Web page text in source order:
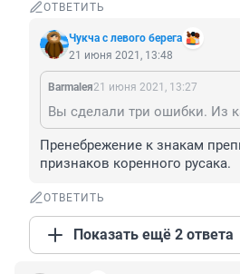
ОТВЕТИТЬ
Чукча с левого берега
21 июня 2021, 13:48
Barmaleя21 июня 2021, 13:27
Вы сделали три ошибки. Из
Пренебрежение к знакам
признаков коренного русака.
ОТВЕТИТЬ
Показать ещё 2 ответа